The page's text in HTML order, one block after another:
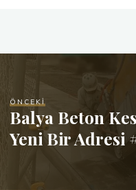
ÖNCEKI
Balya Beton
Yeni Bir Adresi